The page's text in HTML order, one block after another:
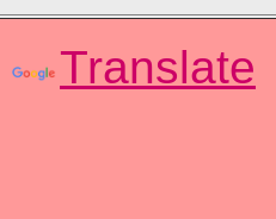
Translate